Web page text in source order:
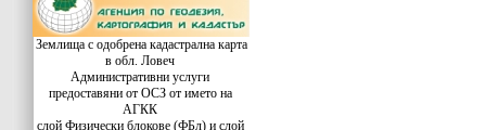
Землища с одобрена кадастрална карта
в обл. Ловеч
Административни услуги
предоставяни от ОСЗ от името на
АГКК
слой Физически блокове (ФБл) и слой